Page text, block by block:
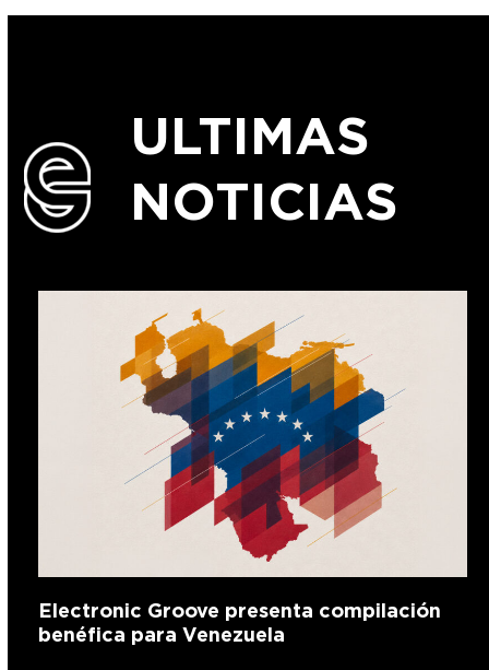
ULTIMAS
NOTICIAS
Electronic Groove presenta compilación
benéfica para Venezuela